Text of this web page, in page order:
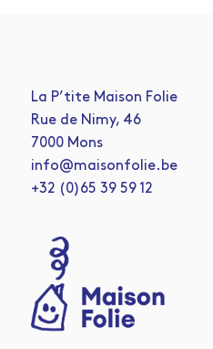
La P’tite Maison Folie
Rue de Nimy, 46
7000 Mons
info@maisonfolie.be
+32 (0)65 39 59 12